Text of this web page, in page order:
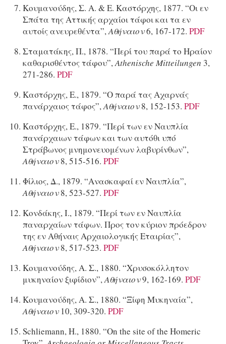
Κουμανούδης, Σ. Α. & Ε. Καστόρχης, 1877. “Οι εν
Σπάτα της Αττικής αρχαίοι τάφοι και τα εν
αυτοίς ανευρεθέντα”,Αθήναιον6, 167-172. PDF
Σταματάκης, Π., 1878. “Περί του παρά το Ηραίον
καθαρισθέντος τάφου”,Athenische Mitteilungen 3,
271-286. PDF
Kαστόρχης, E., 1879. “Ο παρά τας Αχαρνάς
πανάρχαιος τάφος”,Αθήναιον8, 152-153. PDF
Καστόρχης, Ε., 1879. “Περί των εν Ναυπλία
πανάρχαιων τάφων και των αυτόθι υπό
Στράβωνος μνημονευομένων λαβυρίνθων”,
Αθήναιον8, 515-516. PDF
Φίλιος, Δ., 1879. “Ανασκαφαί εν Ναυπλία”,
Αθήναιον8, 523-527. PDF
Κονδάκης, Ι., 1879. “Περί των εν Ναυπλία
παναρχαίων τάφων. Προς τον κύριον πρόεδρον
της εν Αθήναις Αρχαιολογικής Εταιρίας”,
Αθήναιον8, 517-523. PDF
Κουμανούδης, Α. Σ., 1880. “Χρυσοκόλλητον
μυκηναίον ξιφίδιον”,Αθήναιον9, 162-169. PDF
Κουμανούδης, Α. Σ., 1880. “Ξίφη Μυκηναία”,
Αθήναιον 10, 309-320. PDF
Schliemann, H., 1880. “On the site of the Homeric